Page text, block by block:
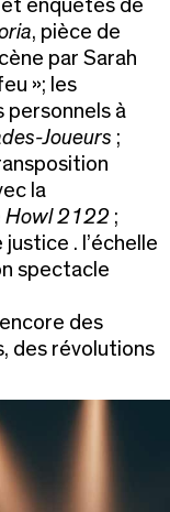
enquêtes de
, pièce de
par Sarah
»; les
personnels à
Joueurs ;
la
Howl 2122 ;
. l’échelle
spectacle
des
des révolutions